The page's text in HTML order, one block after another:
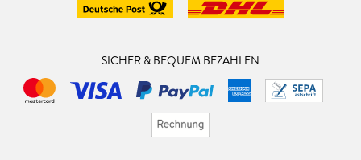
SICHER & BEQUEM BEZAHLEN